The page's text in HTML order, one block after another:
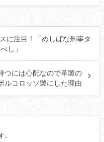
に注目！「めしばな刑事タ
し」
つには心配なので革製の
ルコロッソ製にした理由
。